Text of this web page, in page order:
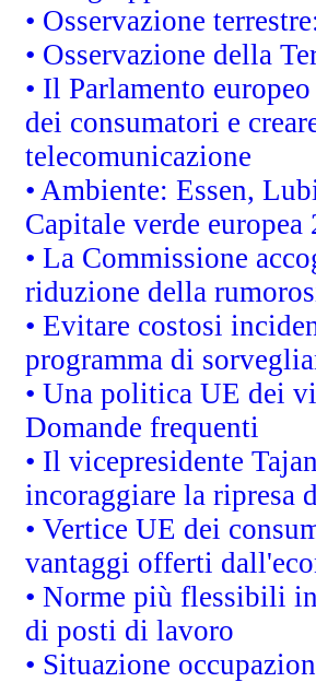
• Osservazione
• Osservazione della
• Il Parlamento
dei consumatori e
telecomunicazione
• Ambiente: Essen,
Capitale verde europea
• La Commissione
riduzione della
• Evitare costosi
programma di
• Una politica UE dei
Domande frequenti
• Il vicepresidente
incoraggiare la ripresa
• Vertice UE dei
vantaggi offerti
• Norme più flessibili
di posti di lavoro
• Situazione